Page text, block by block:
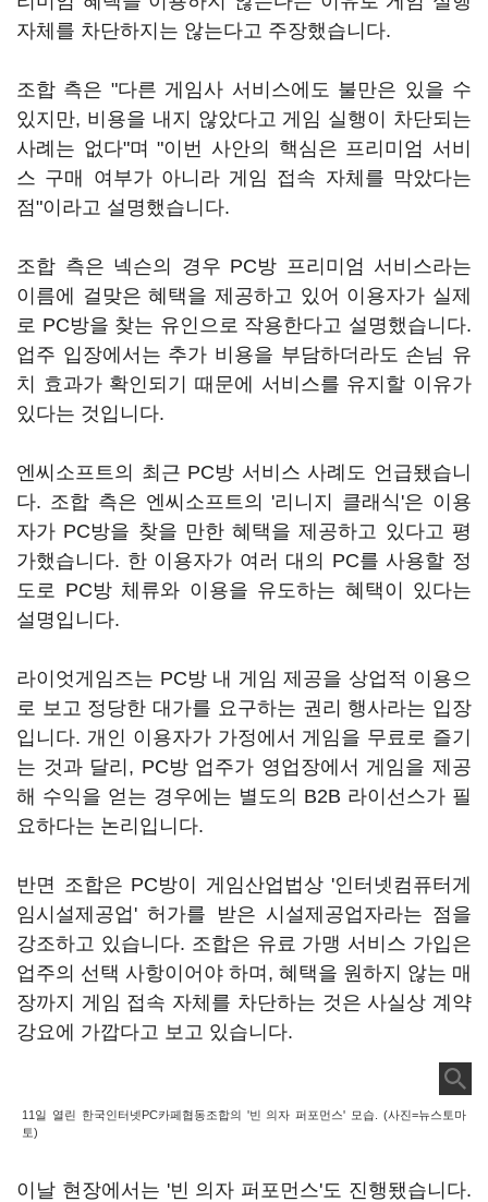
자체를 차단하지는 않는다고 주장했습니다.
조합 측은 "다른 게임사 서비스에도 불만은 있을 수
있지만, 비용을 내지 않았다고 게임 실행이 차단되는
사례는 없다"며 "이번 사안의 핵심은 프리미엄 서비
스 구매 여부가 아니라 게임 접속 자체를 막았다는
점"이라고 설명했습니다.
조합 측은 넥슨의 경우 PC방 프리미엄 서비스라는
이름에 걸맞은 혜택을 제공하고 있어 이용자가 실제
로 PC방을 찾는 유인으로 작용한다고 설명했습니다.
업주 입장에서는 추가 비용을 부담하더라도 손님 유
치 효과가 확인되기 때문에 서비스를 유지할 이유가
있다는 것입니다.
엔씨소프트의 최근 PC방 서비스 사례도 언급됐습니
다. 조합 측은 엔씨소프트의 '리니지 클래식'은 이용
자가 PC방을 찾을 만한 혜택을 제공하고 있다고 평
가했습니다. 한 이용자가 여러 대의 PC를 사용할 정
도로 PC방 체류와 이용을 유도하는 혜택이 있다는
설명입니다.
라이엇게임즈는 PC방 내 게임 제공을 상업적 이용으
로 보고 정당한 대가를 요구하는 권리 행사라는 입장
입니다. 개인 이용자가 가정에서 게임을 무료로 즐기
는 것과 달리, PC방 업주가 영업장에서 게임을 제공
해 수익을 얻는 경우에는 별도의 B2B 라이선스가 필
요하다는 논리입니다.
반면 조합은 PC방이 게임산업법상 '인터넷컴퓨터게
임시설제공업' 허가를 받은 시설제공업자라는 점을
강조하고 있습니다. 조합은 유료 가맹 서비스 가입은
업주의 선택 사항이어야 하며, 혜택을 원하지 않는 매
장까지 게임 접속 자체를 차단하는 것은 사실상 계약
강요에 가깝다고 보고 있습니다.
11일 열린 한국인터넷PC카페협동조합의 '빈 의자 퍼포먼스' 모습. (사진=뉴스토마
토)
이날 현장에서는 '빈 의자 퍼포먼스'도 진행됐습니다.